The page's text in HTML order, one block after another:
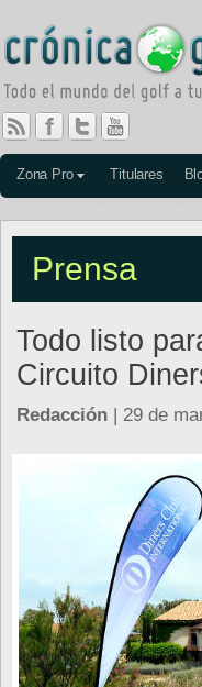
Zona Pro Titulares
Prensa
Todo listo
Circuito
Redacción | 29 de